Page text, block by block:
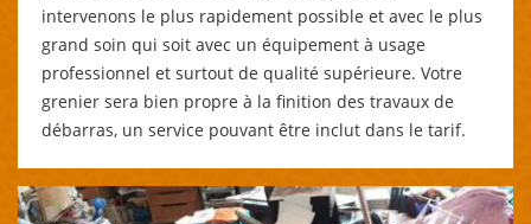
intervenons le plus rapidement possible et avec le plus
grand soin qui soit avec un équipement à usage
professionnel et surtout de qualité supérieure. Votre
grenier sera bien propre à la finition des travaux de
débarras, un service pouvant être inclut dans le tarif.